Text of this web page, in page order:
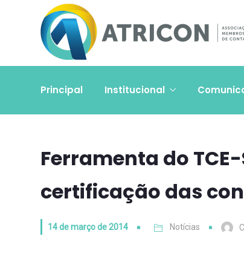
Principal Institucional
Ferramenta do
certificação das
14 de março de 2014 Notícias